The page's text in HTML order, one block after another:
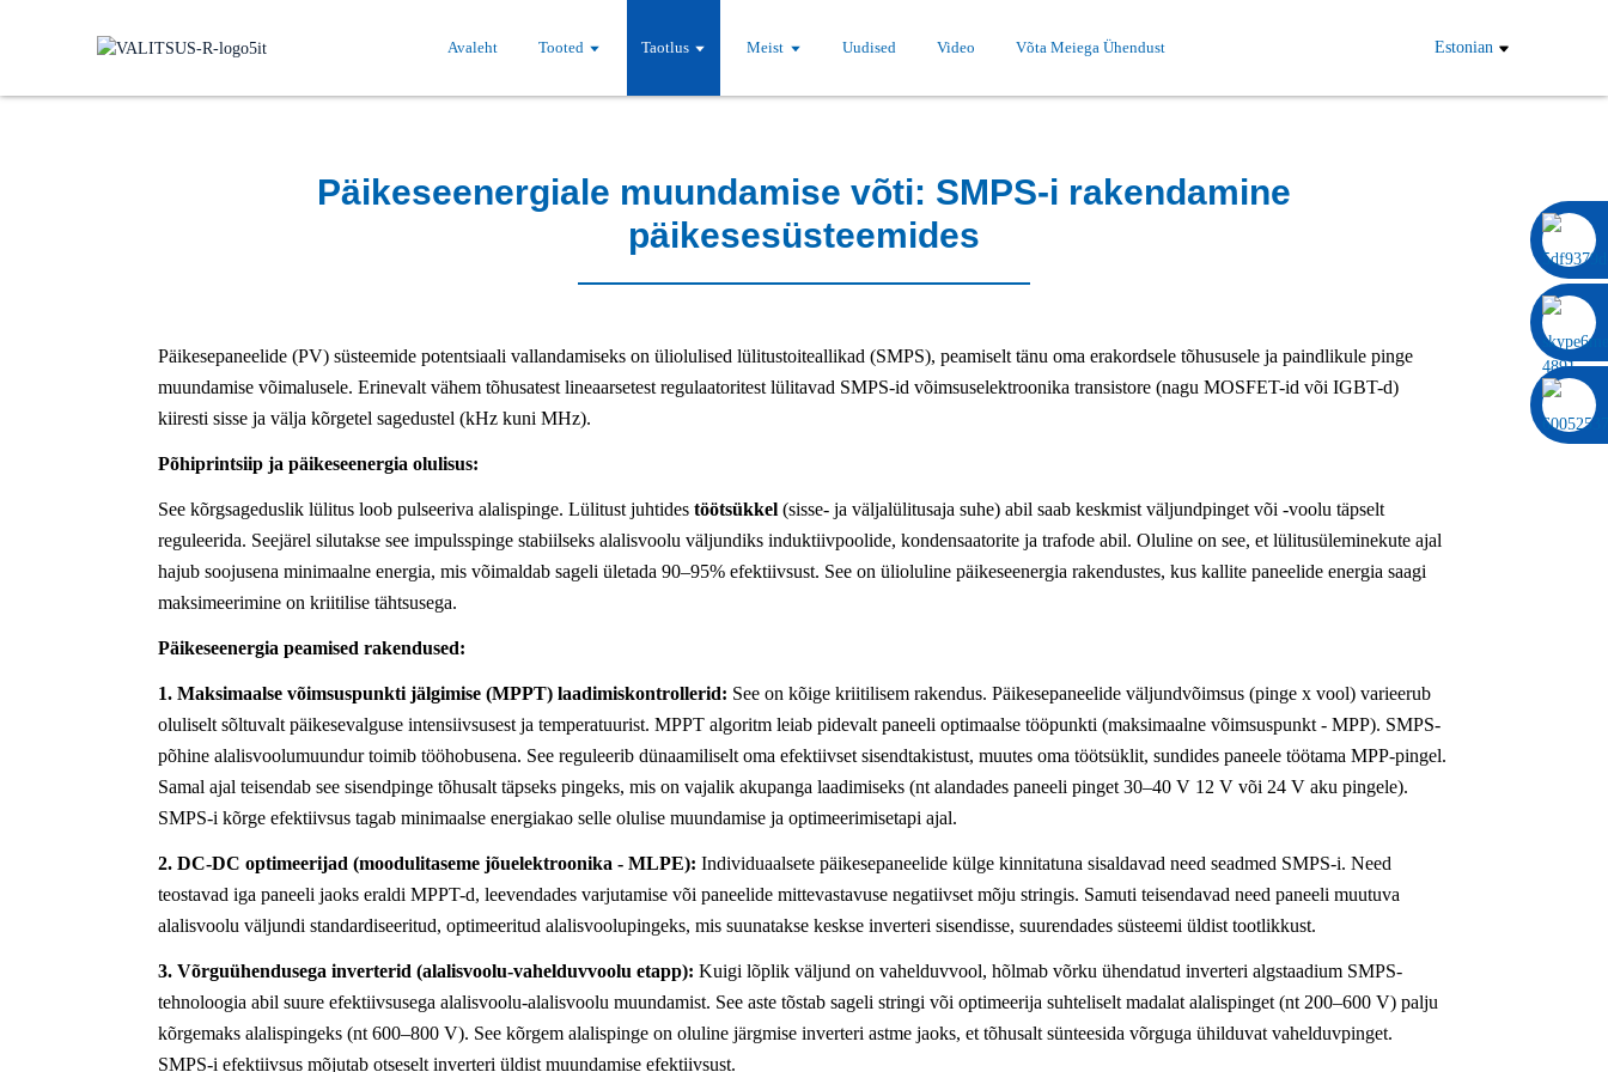
Avaleht Tooted Taotlus Meist Uudised Video Võta Meiega Ühendust Estonian
Päikeseenergiale muundamise võti: SMPS-i rakendamine
päikesesüsteemides
Päikesepaneelide (PV) süsteemide potentsiaali vallandamiseks on üliolulised lülitustoiteallikad (SMPS), peamiselt tänu oma erakordsele tõhususele ja paindlikule pinge
muundamise võimalusele. Erinevalt vähem tõhusatest lineaarsetest regulaatoritest lülitavad SMPS-id võimsuselektroonika transistore (nagu MOSFET-id või IGBT-d)
kiiresti sisse ja välja kõrgetel sagedustel (kHz kuni MHz).
Põhiprintsiip ja päikeseenergia olulisus:
See kõrgsageduslik lülitus loob pulseeriva alalispinge. Lülitust juhtides töötsükkel (sisse- ja väljalülitusaja suhe) abil saab keskmist väljundpinget või -voolu täpselt
reguleerida. Seejärel silutakse see impulsspinge stabiilseks alalisvoolu väljundiks induktiivpoolide, kondensaatorite ja trafode abil. Oluline on see, et lülitusüleminekute ajal
hajub soojusena minimaalne energia, mis võimaldab sageli ületada 90–95% efektiivsust. See on ülioluline päikeseenergia rakendustes, kus kallite paneelide energia saagi
maksimeerimine on kriitilise tähtsusega.
Päikeseenergia peamised rakendused:
1. Maksimaalse võimsuspunkti jälgimise (MPPT) laadimiskontrollerid: See on kõige kriitilisem rakendus. Päikesepaneelide väljundvõimsus (pinge x vool) varieerub
oluliselt sõltuvalt päikesevalguse intensiivsusest ja temperatuurist. MPPT algoritm leiab pidevalt paneeli optimaalse tööpunkti (maksimaalne võimsuspunkt - MPP). SMPS-
põhine alalisvoolumuundur toimib tööhobusena. See reguleerib dünaamiliselt oma efektiivset sisendtakistust, muutes oma töötsüklit, sundides paneele töötama MPP-pingel.
Samal ajal teisendab see sisendpinge tõhusalt täpseks pingeks, mis on vajalik akupanga laadimiseks (nt alandades paneeli pinget 30–40 V 12 V või 24 V aku pingele).
SMPS-i kõrge efektiivsus tagab minimaalse energiakao selle olulise muundamise ja optimeerimisetapi ajal.
2. DC-DC optimeerijad (moodulitaseme jõuelektroonika - MLPE): Individuaalsete päikesepaneelide külge kinnitatuna sisaldavad need seadmed SMPS-i. Need
teostavad iga paneeli jaoks eraldi MPPT-d, leevendades varjutamise või paneelide mittevastavuse negatiivset mõju stringis. Samuti teisendavad need paneeli muutuva
alalisvoolu väljundi standardiseeritud, optimeeritud alalisvoolupingeks, mis suunatakse keskse inverteri sisendisse, suurendades süsteemi üldist tootlikkust.
3. Võrguühendusega inverterid (alalisvoolu-vahelduvvoolu etapp): Kuigi lõplik väljund on vahelduvvool, hõlmab võrku ühendatud inverteri algstaadium SMPS-
tehnoloogia abil suure efektiivsusega alalisvoolu-alalisvoolu muundamist. See aste tõstab sageli stringi või optimeerija suhteliselt madalat alalispinget (nt 200–600 V) palju
kõrgemaks alalispingeks (nt 600–800 V). See kõrgem alalispinge on oluline järgmise inverteri astme jaoks, et tõhusalt sünteesida võrguga ühilduvat vahelduvpinget.
SMPS-i efektiivsus mõjutab otseselt inverteri üldist muundamise efektiivsust.